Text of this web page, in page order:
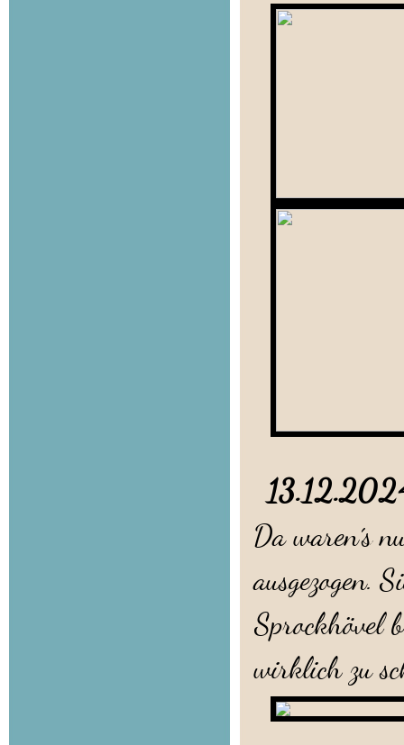
Da waren´s
ausgezogen.
Sprockhövel
wirklich zu